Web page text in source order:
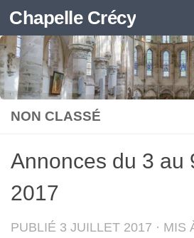
Skip to content
Chapelle Crécy
NON CLASSÉ
Annonces du 3 au
2017
PUBLIÉ 3 JUILLET 2017 · MIS